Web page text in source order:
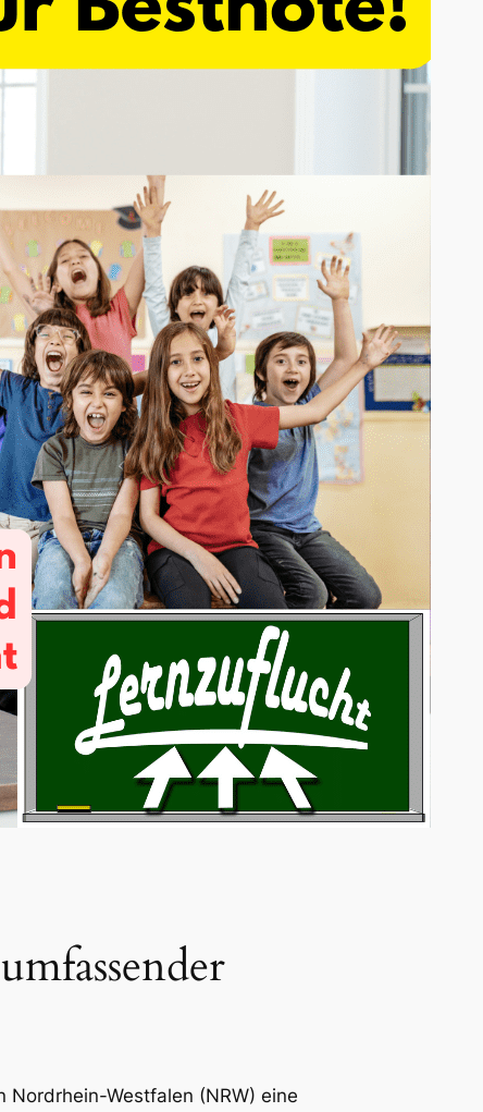
Nordrhein-Westfalen (NRW) eine